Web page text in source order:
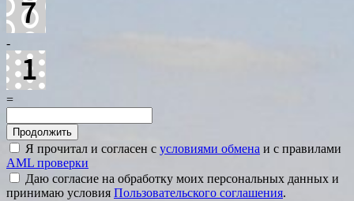
-
=
Я прочитал и согласен с условиями обмена и с правилами
AML проверки
Даю согласие на обработку моих персональных данных и
принимаю условия Пользовательского соглашения.